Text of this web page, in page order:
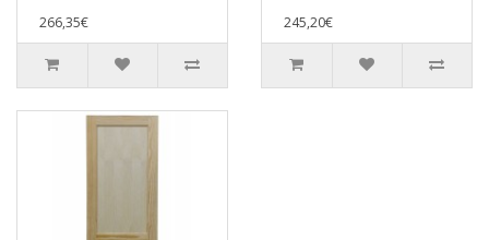
266,35€
245,20€